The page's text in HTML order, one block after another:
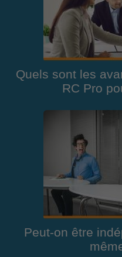
Quels sont les
RC Pro
Peut-on être